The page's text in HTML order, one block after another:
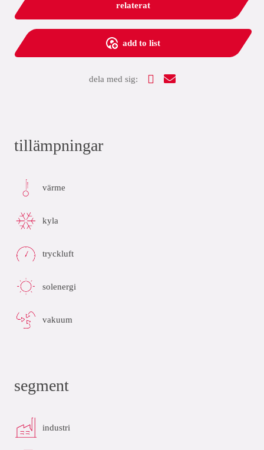
relaterat
add to list
dela med sig:
tillämpningar
värme
kyla
tryckluft
solenergi
vakuum
segment
industri